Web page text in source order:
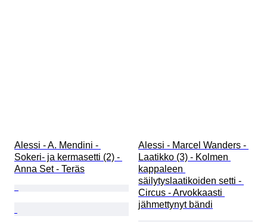
Alessi - A. Mendini -
Sokeri- ja kermasetti (2) -
Anna Set - Teräs
Alessi - Marcel Wanders -
Laatikko (3) - Kolmen
kappaleen
säilytyslaatikoiden setti -
Circus - Arvokkaasti
jähmettynyt bändi